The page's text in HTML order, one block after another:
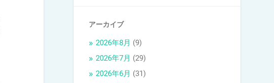
アーカイブ
2026年8月 (9)
2026年7月 (29)
2026年6月 (31)